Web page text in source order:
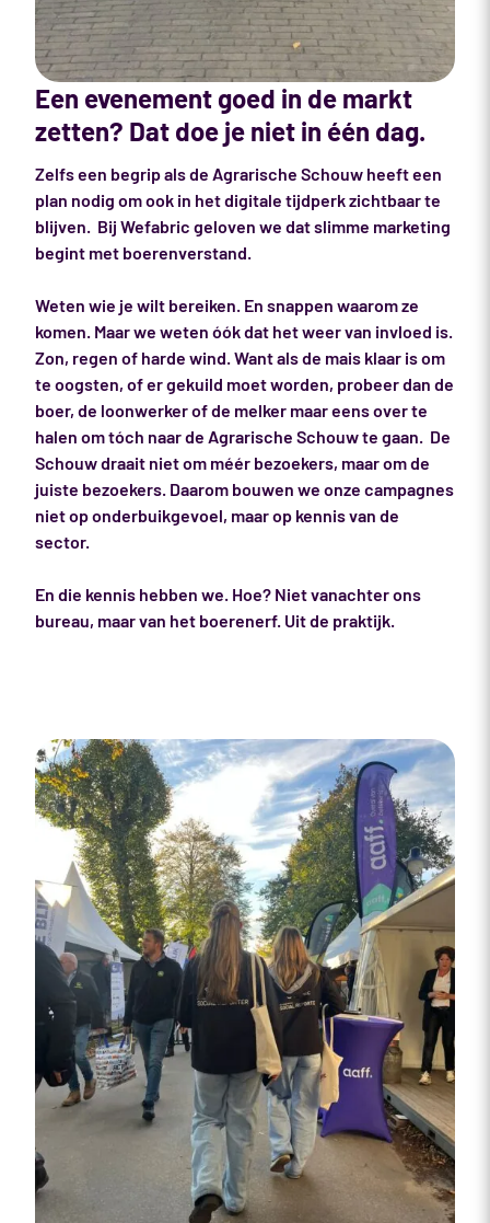
Een evenement goed in de markt
zetten? Dat doe je niet in één dag.
Zelfs een begrip als de Agrarische Schouw heeft een
plan nodig om ook in het digitale tijdperk zichtbaar te
blijven. Bij Wefabric geloven we dat slimme marketing
begint met boerenverstand.
Weten wie je wilt bereiken. En snappen waarom ze
komen. Maar we weten óók dat het weer van invloed is.
Zon, regen of harde wind. Want als de mais klaar is om
te oogsten, of er gekuild moet worden, probeer dan de
boer, de loonwerker of de melker maar eens over te
halen om tóch naar de Agrarische Schouw te gaan. De
Schouw draait niet om méér bezoekers, maar om de
juiste bezoekers. Daarom bouwen we onze campagnes
niet op onderbuikgevoel, maar op kennis van de
sector.
En die kennis hebben we. Hoe? Niet vanachter ons
bureau, maar van het boerenerf. Uit de praktijk.